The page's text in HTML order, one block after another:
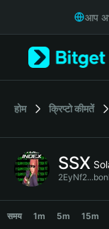
Русский
Italiano
简体中文
繁體中文
Bahasa Indonesia
आप
होम क्रिप्टो कीमतें
SSX
समय 1m 5m 15m